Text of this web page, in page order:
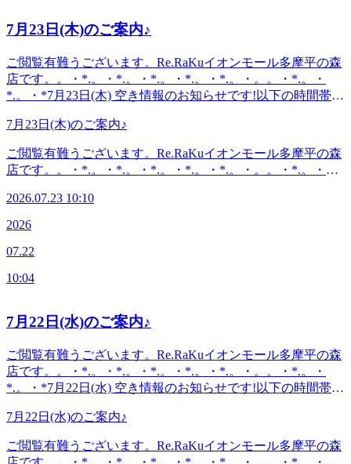
ス〉JR中央線豊田駅から徒歩5分八王子駅・日野駅・立川駅
からもアクセス◎高幡不動・南平からは車でのご利用がオス
スメ♪飛鳥ドライビングスクール・多摩平図書館から徒歩10
分圏内。〈電話番号〉042-843-1147※オンラインで△や×と
表示されていてもご案内出来る場合があります。お気軽にお
7月23日(木)のご案内♪
ご閲覧有難うございます。Re.RaKuイオンモール多摩平の森
店です。。・*.。・*.。・*.。・*.。・*.。・。。・*.。・
*.。・*7月23日(木) 空き情報のお知らせです!以下の時間帯に
ます。。・*.。・*.。・*.。・*.。・*.。・。。・*.。・
*.。・*・*.。・*.。・*.。・*.。・*.。・。 。。・*.。・
*.。・*『肩甲骨ケア&amp;骨盤ストレッチ』を取り入れたリ
ラク系ボディケア♪〈営業時間〉終日:10時00分～21時(20時
20分最終受付)〈住所〉日野市多摩平2-4-1 イオンモール多摩
JR中央線豊田駅から徒歩5分八王子駅・日野駅・立川駅から
♪飛鳥ドライビングスクール・多摩平図書館から徒歩10分圏
内。〈電話番号〉042-843-1147※オンラインで△や×と表示
7月23日(木)のご案内♪
ご閲覧有難うございます。Re.RaKuイオンモール多摩平の森
店です。。・*.。・*.。・*.。・*.。・*.。・。。・*.。・
空きがございます。16:30-18:50 がご案内可能となっており
ます。。・*.。・*.。・*.。・*.。・*.。・。。・*.。・
*.。・*『肩甲骨ケア&amp;骨盤ストレッチ』を取り入れたリ
20分最終受付)〈住所〉日野市多摩平2-4-1 イオンモール多摩
JR中央線豊田駅から徒歩5分八王子駅・日野駅・立川駅から
もアクセス◎高幡不動・南平からは車でのご利用がオススメ
♪飛鳥ドライビングスクール・多摩平図書館から徒歩10分圏
内。〈電話番号〉042-843-1147※オンラインで△や×と表示
されていてもご案内出来る場合があります。お気軽にお問い
2026.07.23 10:10
2026
07.22
10:04
7月22日(水)のご案内♪
ご閲覧有難うございます。Re.RaKuイオンモール多摩平の森
店です。。・*.。・*.。・*.。・*.。・*.。・。。・*.。・
*.。・*7月22日(水) 空き情報のお知らせです!以下の時間帯に
ます。。・*.。・*.。・*.。・*.。・*.。・。。・*.。・
*.。・*こんにちは。本日ブログ担当のオオタです。お子様
の夏休みも始まったとチラホラお聞きします。いかがお過ご
7月22日(水)のご案内♪
ご閲覧有難うございます。Re.RaKuイオンモール多摩平の森